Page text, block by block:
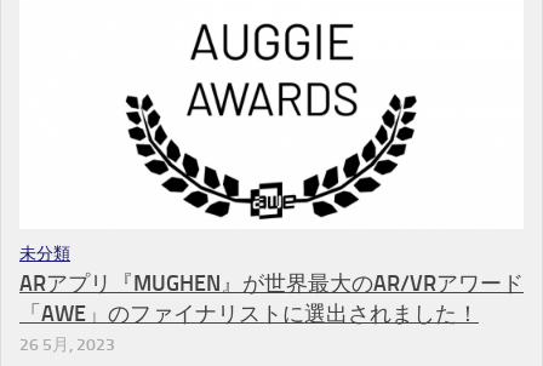
未分類
ARアプリ『MUGHEN』が世界最大のAR/VRアワード
「AWE」のファイナリストに選出されました！
26 5月, 2023